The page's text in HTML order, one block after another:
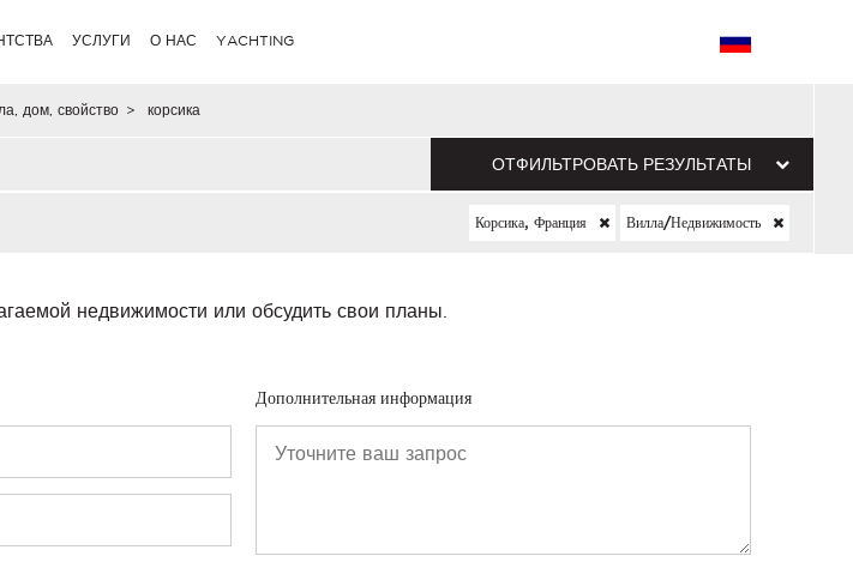
УСЛУГИ О НАС YACHTING
дом, свойство > корсика
ОТФИЛЬТРОВАТЬ РЕЗУЛЬТАТЫ
Корсика, Франция Вилла/недвижимость
недвижимости или обсудить свои планы.
Дополнительная информация